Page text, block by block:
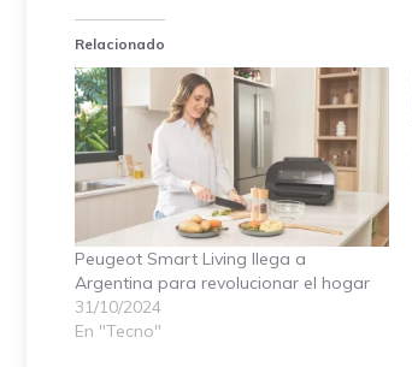
Relacionado
Peugeot Smart Living llega a
Argentina para revolucionar el hogar
31/10/2024
En "Tecno"